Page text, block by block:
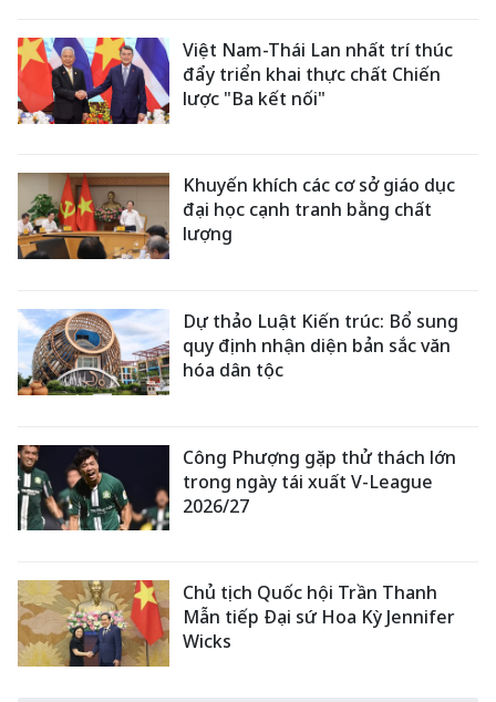
Việt Nam-Thái Lan nhất trí thúc
đẩy triển khai thực chất Chiến
lược "Ba kết nối"
Khuyến khích các cơ sở giáo dục
đại học cạnh tranh bằng chất
lượng
Dự thảo Luật Kiến trúc: Bổ sung
quy định nhận diện bản sắc văn
hóa dân tộc
Công Phượng gặp thử thách lớn
trong ngày tái xuất V-League
2026/27
Chủ tịch Quốc hội Trần Thanh
Mẫn tiếp Đại sứ Hoa Kỳ Jennifer
Wicks